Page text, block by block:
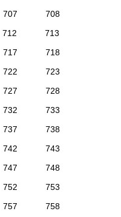
707
708
712
713
717
718
722
723
727
728
732
733
737
738
742
743
747
748
752
753
757
758